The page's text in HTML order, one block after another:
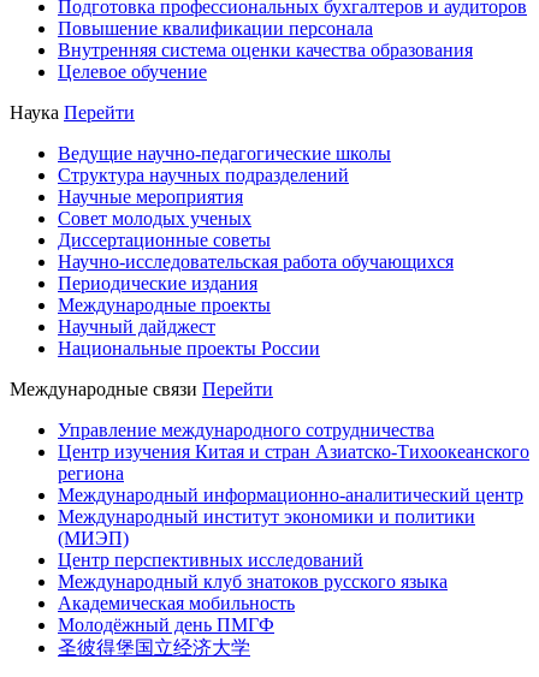
Подготовка профессиональных бухгалтеров и аудиторов
Повышение квалификации персонала
Внутренняя система оценки качества образования
Целевое обучение
Наука Перейти
Ведущие научно-педагогические школы
Структура научных подразделений
Научные мероприятия
Совет молодых ученых
Диссертационные советы
Научно-исследовательская работа обучающихся
Периодические издания
Международные проекты
Научный дайджест
Национальные проекты России
Международные связи Перейти
Управление международного сотрудничества
Центр изучения Китая и стран Азиатско-Тихоокеанского
региона
Международный информационно-аналитический центр
Международный институт экономики и политики
(МИЭП)
Центр перспективных исследований
Международный клуб знатоков русского языка
Академическая мобильность
Молодёжный день ПМГФ
圣彼得堡国立经济大学